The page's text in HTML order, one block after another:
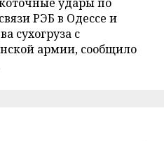
РЭБ в Одессе и
сухогруза с
армии, сообщило